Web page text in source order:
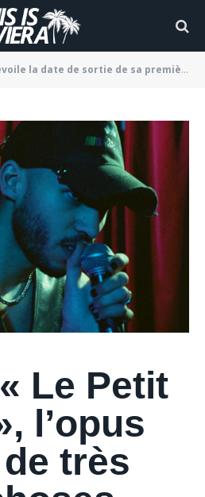
de sortie de sa première mixtape a la fin de son nouveau clip « dernière danse »
»
18/02/2022
Le Petit
l’opus
très